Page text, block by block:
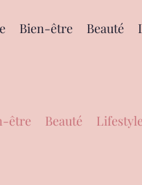
Bien-être Beauté
être Beauté Lifestyle